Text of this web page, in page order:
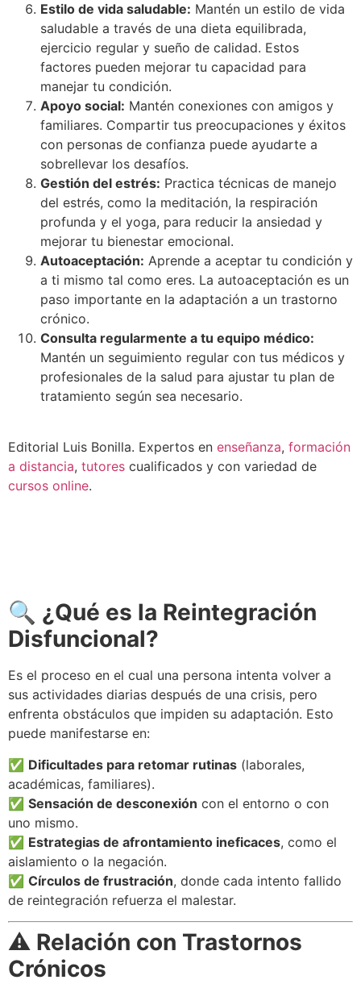
Estilo de vida saludable: Mantén un estilo de vida
saludable a través de una dieta equilibrada,
ejercicio regular y sueño de calidad. Estos
factores pueden mejorar tu capacidad para
manejar tu condición.
Apoyo social: Mantén conexiones con amigos y
familiares. Compartir tus preocupaciones y éxitos
con personas de confianza puede ayudarte a
sobrellevar los desafíos.
Gestión del estrés: Practica técnicas de manejo
del estrés, como la meditación, la respiración
profunda y el yoga, para reducir la ansiedad y
mejorar tu bienestar emocional.
Autoaceptación: Aprende a aceptar tu condición y
a ti mismo tal como eres. La autoaceptación es un
paso importante en la adaptación a un trastorno
crónico.
Consulta regularmente a tu equipo médico:
Mantén un seguimiento regular con tus médicos y
profesionales de la salud para ajustar tu plan de
tratamiento según sea necesario.
Editorial Luis Bonilla. Expertos en enseñanza, formación
a distancia, tutores cualificados y con variedad de
cursos online.
🔍 ¿Qué es la Reintegración
Disfuncional?
Es el proceso en el cual una persona intenta volver a
sus actividades diarias después de una crisis, pero
enfrenta obstáculos que impiden su adaptación. Esto
puede manifestarse en:
✅ Dificultades para retomar rutinas (laborales,
académicas, familiares).
✅ Sensación de desconexión con el entorno o con
uno mismo.
✅ Estrategias de afrontamiento ineficaces, como el
aislamiento o la negación.
✅ Círculos de frustración, donde cada intento fallido
de reintegración refuerza el malestar.
⚠️ Relación con Trastornos
Crónicos